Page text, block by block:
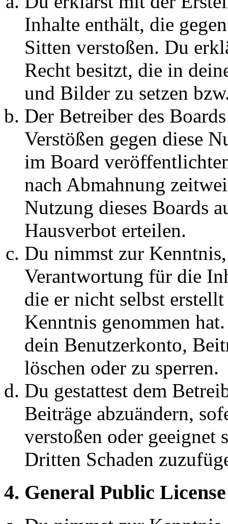
Inhalte enthält, die
Sitten verstoßen. Du
Recht besitzt, die in
und Bilder zu setzen
Der Betreiber des
Verstößen gegen diese
im Board
nach Abmahnung
Nutzung dieses Boards
Hausverbot erteilen.
Du nimmst zur
Verantwortung für die
die er nicht selbst
Kenntnis genommen
dein Benutzerkonto,
löschen oder zu sperren.
Du gestattest dem
Beiträge abzuändern,
verstoßen oder geeignet
Dritten Schaden
4. General Public License